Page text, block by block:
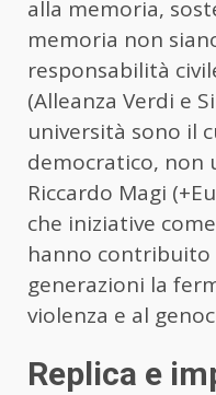
alla memoria,
memoria non
responsabilità
(Alleanza Verdi e
università sono il
democratico, non
Riccardo Magi
che iniziative
hanno contribuito
generazioni la
violenza e al
Replica e